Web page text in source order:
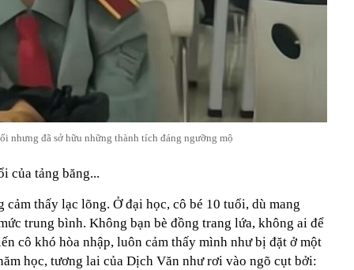
nhưng đã sở hữu những thành tích đáng ngưỡng mộ
của tảng băng...
thấy lạc lõng. Ở đại học, cô bé 10 tuổi, dù mang
trung bình. Không bạn bè đồng trang lứa, không ai để
cô khó hòa nhập, luôn cảm thấy mình như bị đặt ở một
học, tương lai của Dịch Văn như rơi vào ngõ cụt bởi: